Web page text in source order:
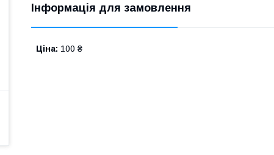
Інформація для замовлення
Ціна: 100 ₴